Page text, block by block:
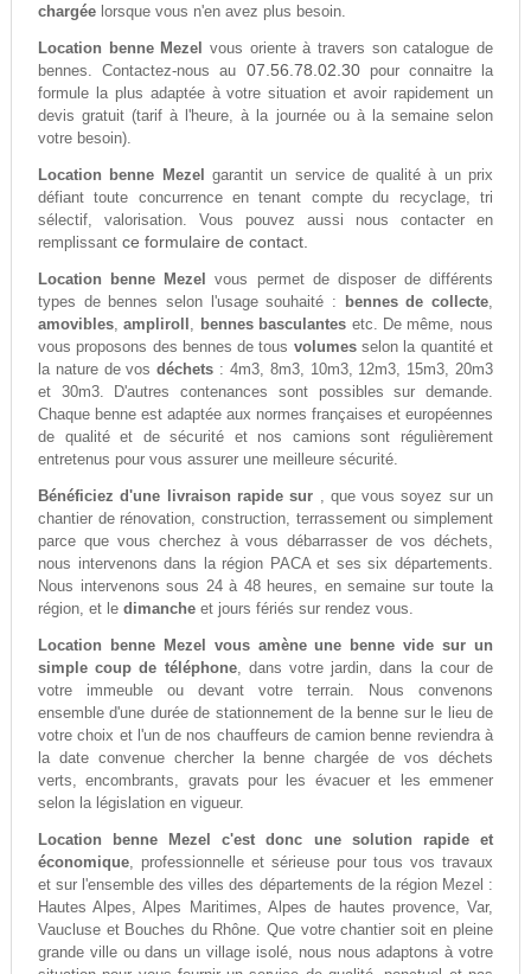
chargéelorsque vous n'en avez plus besoin.
Location benne Mezel
vous oriente à travers son catalogue de
bennes. Contactez-nous au 07.56.78.02.30pour connaitre la
formule la plus adaptée à votre situation et avoir rapidement un
devis gratuit (tarif à l'heure, à la journée ou à la semaine selon
votre besoin).
Location benne Mezel
garantit un service de qualité à un prix
défiant toute concurrence en tenant compte du recyclage, tri
sélectif, valorisation. Vous pouvez aussi nous contacter en
remplissant ce formulaire de contact.
Location benne Mezel
vous permet de disposer de différents
types de bennes selon l'usage souhaité :
bennes de collecte,
amovibles,ampliroll , bennes basculantes etc. De même, nous
vous proposons des bennes de tous volumesselon la quantité et
la nature de vosdéchets : 4m3, 8m3, 10m3, 12m3, 15m3, 20m3
et 30m3. D'autres contenances sont possibles sur demande.
Chaque benne est adaptée aux normes françaises et européennes
de qualité et de sécurité et nos camions sont régulièrement
entretenus pour vous assurer une meilleure sécurité.
Bénéficiez d'une livraison rapide sur , que vous soyez sur un
chantier de rénovation, construction, terrassement ou simplement
parce que vous cherchez à vous débarrasser de vos déchets,
nous intervenons dans la région PACA et ses six départements.
Nous intervenons sous 24 à 48 heures, en semaine sur toute la
région, et le dimancheet jours fériés sur rendez vous.
Location benne Mezel vous amène une benne vide sur un
simple coup de téléphone, dans votre jardin, dans la cour de
votre immeuble ou devant votre terrain. Nous convenons
ensemble d'une durée de stationnement de la benne sur le lieu de
votre choix et l'un de nos chauffeurs de camion benne reviendra à
la date convenue chercher la benne chargée de vos déchets
verts, encombrants, gravats pour les évacuer et les emmener
selon la législation en vigueur.
Location benne Mezel c'est donc une solution rapide et
économique, professionnelle et sérieuse pour tous vos travaux
et sur l'ensemble des villes des départements de la région Mezel :
Hautes Alpes, Alpes Maritimes, Alpes de hautes provence, Var,
Vaucluse et Bouches du Rhône. Que votre chantier soit en pleine
grande ville ou dans un village isolé, nous nous adaptons à votre